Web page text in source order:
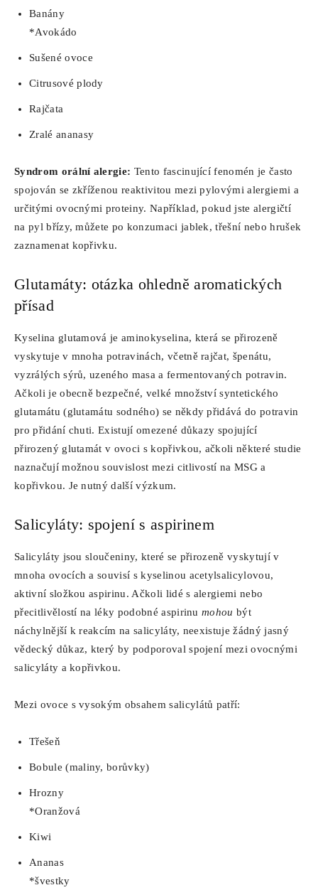
Banány
*Avokádo
Sušené ovoce
Citrusové plody
Rajčata
Zralé ananasy
Syndrom orální alergie: Tento fascinující fenomén je často
spojován se zkříženou reaktivitou mezi pylovými alergiemi a
určitými ovocnými proteiny. Například, pokud jste alergičtí
na pyl břízy, můžete po konzumaci jablek, třešní nebo hrušek
zaznamenat kopřivku.
Glutamáty: otázka ohledně aromatických
přísad
Kyselina glutamová je aminokyselina, která se přirozeně
vyskytuje v mnoha potravinách, včetně rajčat, špenátu,
vyzrálých sýrů, uzeného masa a fermentovaných potravin.
Ačkoli je obecně bezpečné, velké množství syntetického
glutamátu (glutamátu sodného) se někdy přidává do potravin
pro přidání chuti. Existují omezené důkazy spojující
přirozený glutamát v ovoci s kopřivkou, ačkoli některé studie
naznačují možnou souvislost mezi citlivostí na MSG a
kopřivkou. Je nutný další výzkum.
Salicyláty: spojení s aspirinem
Salicyláty jsou sloučeniny, které se přirozeně vyskytují v
mnoha ovocích a souvisí s kyselinou acetylsalicylovou,
aktivní složkou aspirinu. Ačkoli lidé s alergiemi nebo
přecitlivělostí na léky podobné aspirinumohou být
náchylnější k reakcím na salicyláty, neexistuje žádný jasný
vědecký důkaz, který by podporoval spojení mezi ovocnými
salicyláty a kopřivkou.
Mezi ovoce s vysokým obsahem salicylátů patří:
Třešeň
Bobule (maliny, borůvky)
Hrozny
*Oranžová
Kiwi
Ananas
*švestky